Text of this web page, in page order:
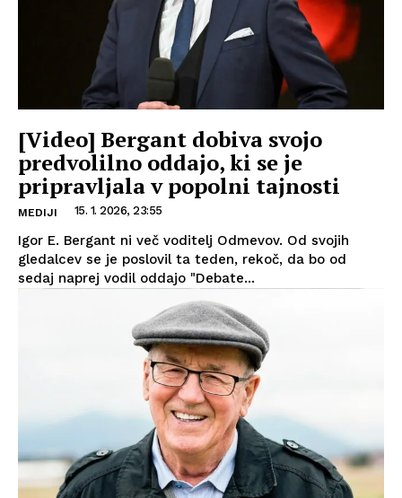
[Video] Bergant dobiva svojo
predvolilno oddajo, ki se je
pripravljala v popolni tajnosti
MEDIJI 15. 1. 2026, 23:55
Igor E. Bergant ni več voditelj Odmevov. Od svojih
gledalcev se je poslovil ta teden, rekoč, da bo od
sedaj naprej vodil oddajo "Debate...